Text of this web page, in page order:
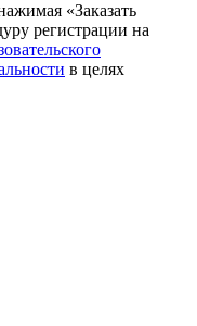
«Заказать
регистрации на
в целях